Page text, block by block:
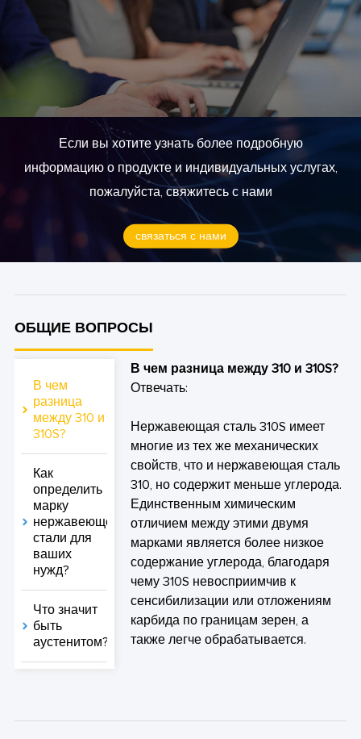
Если вы хотите узнать более подробную
информацию о продукте и индивидуальных услугах,
пожалуйста, свяжитесь с нами
связаться с нами
ОБЩИЕ ВОПРОСЫ
В чем
разница
между 310 и
310S?
Как
определить
марку
нержавеющей
стали для
ваших
нужд?
Что значит
быть
аустенитом?
В чем разница между 310 и 310S?
Отвечать:
Нержавеющая сталь 310S имеет
многие из тех же механических
свойств, что и нержавеющая сталь
310, но содержит меньше углерода.
Единственным химическим
отличием между этими двумя
марками является более низкое
содержание углерода, благодаря
чему 310S невосприимчив к
сенсибилизации или отложениям
карбида по границам зерен, а
также легче обрабатывается.